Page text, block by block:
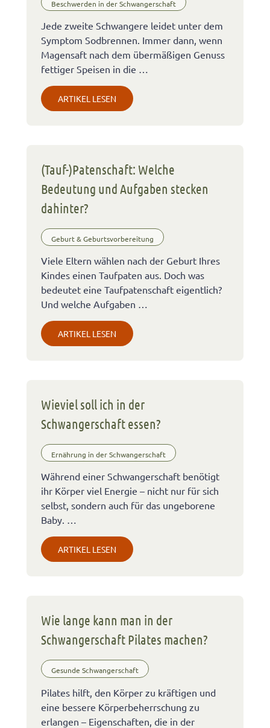
Beschwerden in der Schwangerschaft
Jede zweite Schwangere leidet unter dem
Symptom Sodbrennen. Immer dann, wenn
Magensaft nach dem übermäßigen Genuss
fettiger Speisen in die …
ARTIKEL LESEN
(Tauf-)Patenschaft: Welche
Bedeutung und Aufgaben stecken
dahinter?
Geburt & Geburtsvorbereitung
Viele Eltern wählen nach der Geburt Ihres
Kindes einen Taufpaten aus. Doch was
bedeutet eine Taufpatenschaft eigentlich?
Und welche Aufgaben …
ARTIKEL LESEN
Wieviel soll ich in der
Schwangerschaft essen?
Ernährung in der Schwangerschaft
Während einer Schwangerschaft benötigt
ihr Körper viel Energie – nicht nur für sich
selbst, sondern auch für das ungeborene
Baby. …
ARTIKEL LESEN
Wie lange kann man in der
Schwangerschaft Pilates machen?
Gesunde Schwangerschaft
Pilates hilft, den Körper zu kräftigen und
eine bessere Körperbeherrschung zu
erlangen – Eigenschaften, die in der